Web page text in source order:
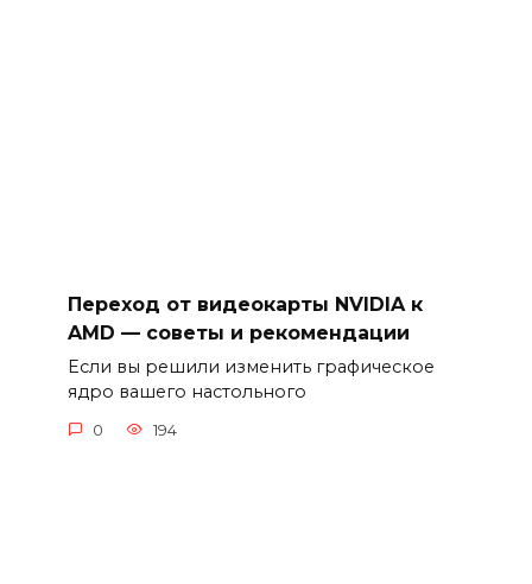
Переход от видеокарты NVIDIA к
AMD — советы и рекомендации
Если вы решили изменить графическое
ядро вашего настольного
0 194